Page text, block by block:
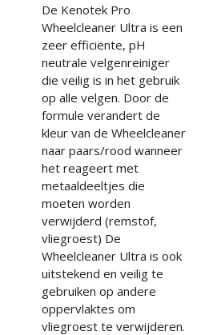
De Kenotek Pro
Wheelcleaner Ultra is een
zeer efficiënte, pH
neutrale velgenreiniger
die veilig is in het gebruik
op alle velgen. Door de
formule verandert de
kleur van de Wheelcleaner
naar paars/rood wanneer
het reageert met
metaaldeeltjes die
moeten worden
verwijderd (remstof,
vliegroest) De
Wheelcleaner Ultra is ook
uitstekend en veilig te
gebruiken op andere
oppervlaktes om
vliegroest te verwijderen.